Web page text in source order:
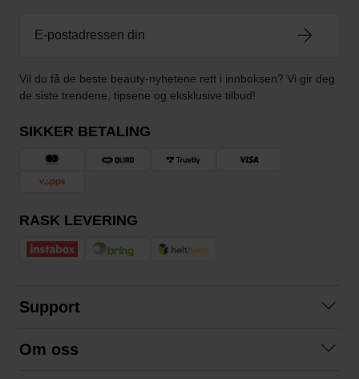
Vil du få de beste beauty-nyhetene rett i innboksen? Vi gir deg
de siste trendene, tipsene og eksklusive tilbud!
SIKKER BETALING
RASK LEVERING
Support
Om oss